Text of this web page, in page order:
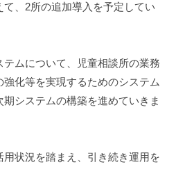
、2所の追加導入を予定してい
テムについて、児童相談所の業務
化等を実現するためのシステム
システムの構築を進めていきま
用状況を踏まえ、引き続き運用を